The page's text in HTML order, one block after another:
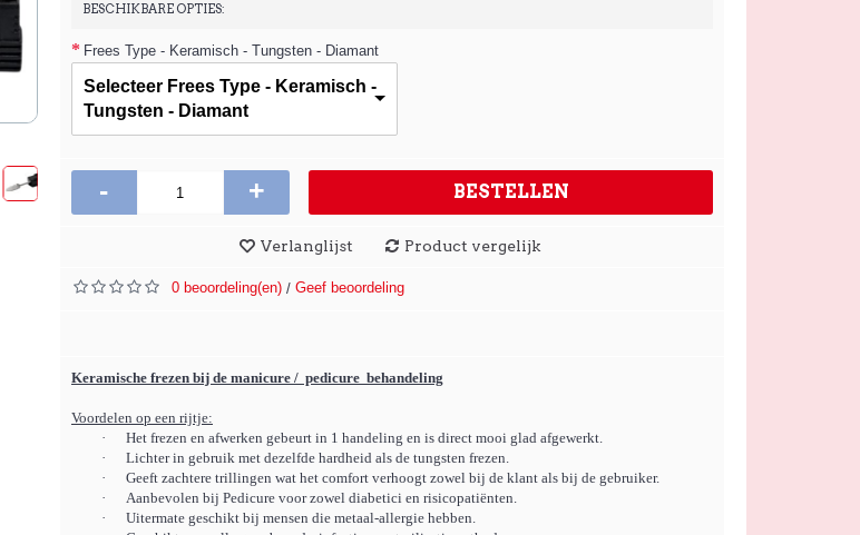
BESCHIKBARE OPTIES:
Frees Type - Keramisch - Tungsten - Diamant
Selecteer Frees Type - Keramisch -
Tungsten - Diamant
- + BESTELLEN
Verlanglijst Product vergelijk
0 beoordeling(en) / Geef beoordeling
Keramische frezen bij de manicure / pedicure behandeling
Voordelen op een rijtje:
·
Het frezen en afwerken gebeurt in 1 handeling en is direct mooi glad afgewerkt.
·
Lichter in gebruik met dezelfde hardheid als de tungsten frezen.
·
Geeft zachtere trillingen wat het comfort verhoogt zowel bij de klant als bij de gebruiker.
·
Aanbevolen bij Pedicure voor zowel diabetici en risicopatiënten.
·
Uitermate geschikt bij mensen die metaal-allergie hebben.